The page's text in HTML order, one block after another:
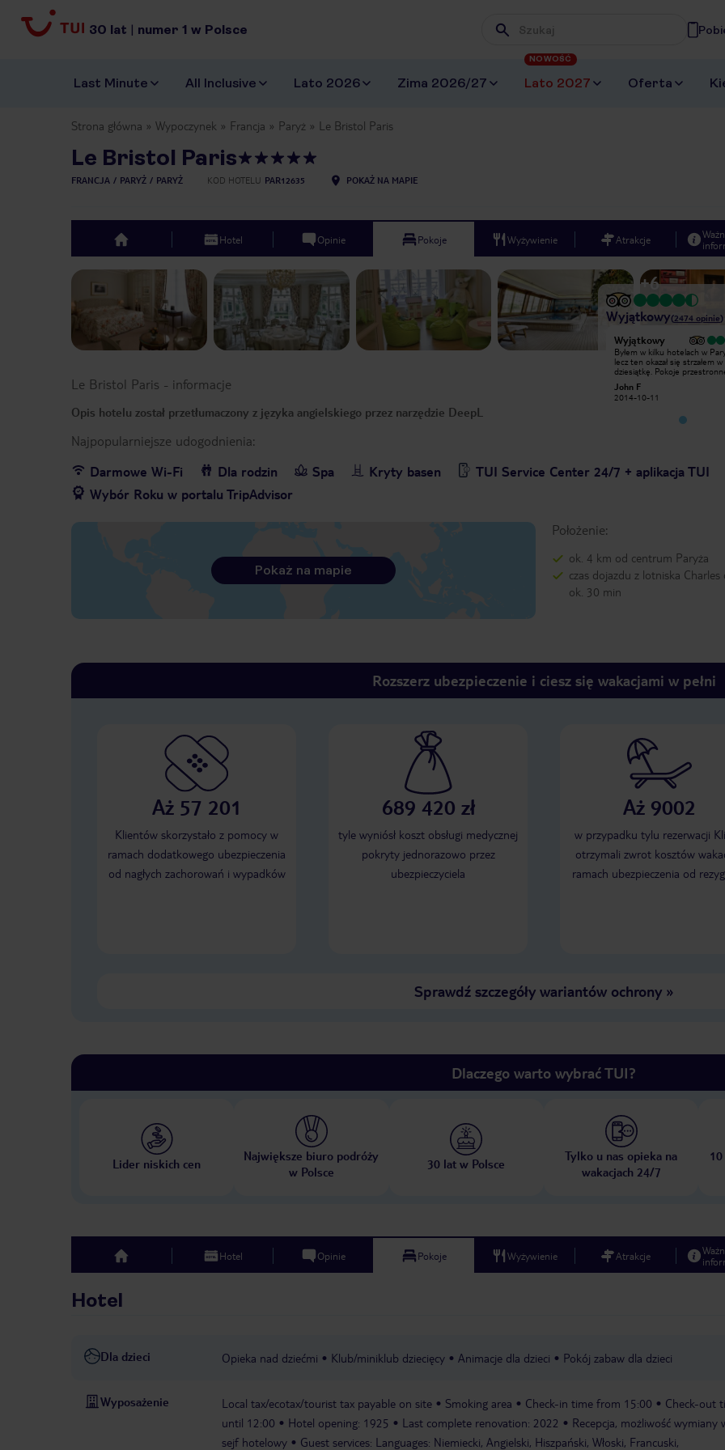
30 lat | numer 1 w Polsce Wpisz frazę, której szukasz
Last Minute All Inclusive Lato 2026 Zima 2026/27 Lato 2027
NOWOŚĆ
Oferta
Strona główna Wypoczynek Francja Paryż Le Bristol Paris
Le Bristol Paris
FRANCJA PARYŻ PARYŻ KOD HOTELU PAR12635 POKAŻ NA MAPIE
top Hotel Opinie Pokoje Wyżywienie Atrakcje
+6
Wyjątkowy(2474 opinie)
Wyjątkowy
Byłem w kilku hotelach w Paryżu ,
udam się do tego hotelu. Polecam
wszystkim
Wyjątkowy
Byłem w kilku hotelach w
lecz ten okazał się strzałem w
dziesiątkę. Pokoje
obsługa hotelu na pięć z
Gdy tylko będę w Paryżu od
John F
2014-10-11
Le Bristol Paris - informacje
Opis hotelu został przetłumaczony z języka angielskiego przez narzędzie DeepL
Najpopularniejsze udogodnienia:
Darmowe Wi-Fi
Dla rodzin Spa Kryty basen
TUI Service Center 24/7 + aplikacja TUI
Wybór Roku w portalu TripAdvisor
Położenie:
ok. 4 km od centrum Paryża
czas dojazdu z lotniska Charles
ok. 30 min
Pokaż na mapie
Rozszerz ubezpieczenie i ciesz się wakacjami w pełni
Aż 57 201
Klientów skorzystało z pomocy w
ramach dodatkowego ubezpieczenia
od nagłych zachorowań i wypadków
689 420 zł
tyle wyniósł koszt obsługi medycznej
pokryty jednorazowo przez
ubezpieczyciela
Aż 9002
w przypadku tylu rezerwacji
otrzymali zwrot kosztów
ramach ubezpieczenia od
Sprawdź szczegóły wariantów ochrony»
Dlaczego warto wybrać TUI?
Lider niskich cen
Największe biuro podróży
w Polsce
30 lat w Polsce
Tylko u nas opieka na
wakacjach 24/7
top Hotel Opinie Pokoje Wyżywienie Atrakcje
Hotel
Dla dzieci Opieka nad dziećmi Klub/miniklub dziecięcy Animacje dla dzieci Pokój zabaw dla dzieci
Wyposażenie Local tax/ecotax/tourist tax payable on site Smoking area Check-in time from 15:00
Check-out
until 12:00
Hotel opening: 1925 Last complete renovation: 2022
Recepcja, możliwość wymiany
sejf hotelowy
Guest services: Languages: Niemiecki, Angielski, Hiszpański, Włoski, Francuski,